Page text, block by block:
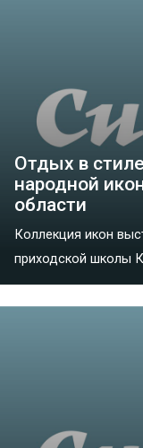
Отдых в
народной
области
Коллекция икон
приходской школы